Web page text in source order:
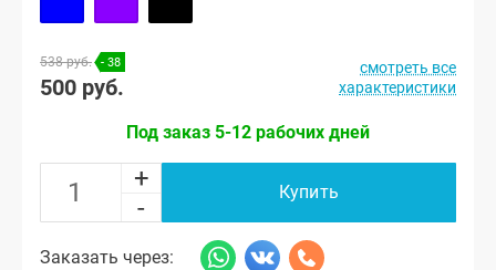
538 руб. - 38
500 руб.
смотреть все
характеристики
Под заказ 5-12 рабочих дней
+
-
Купить
Заказать через: